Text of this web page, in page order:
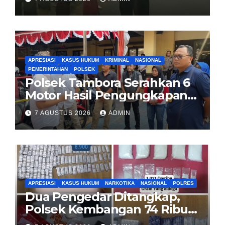
Sopir Truk yang Mogok di KM
00 Pondok Aren
APRESIASI KASUS HUKUM KRIMINAL
NASIONAL
PEMERINTAHAN
POLSEK
Polsek Tambora Serahkan 6
Motor Hasil Pengungkapan
Kasus Curanmor Kepada
Pemilik Yang sah
7 AGUSTUS 2026 ADMIN
APRESIASI KASUS HUKUM NARKOTIKA NASIONAL POLRES
Dua Pengedar Ditangkap,
Polsek Kembangan 74 Ribu
Obat Keras, Sabu Hingga